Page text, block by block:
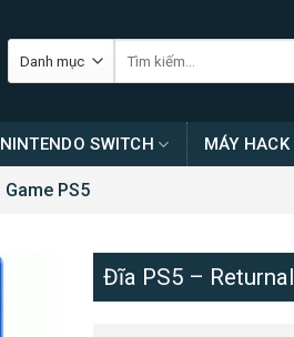
kiếm:
NINTENDO SWITCH MÁY
Game PS5
Đĩa PS5 – Returnal